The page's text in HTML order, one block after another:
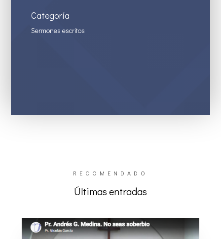
Categoría
Sermones escritos
RECOMENDADO
Últimas entradas